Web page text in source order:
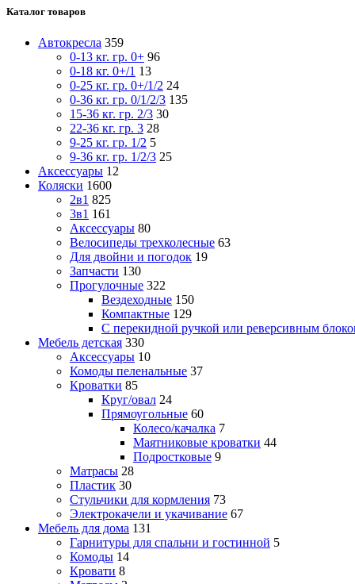
Каталог товаров
Автокресла 359
0-13 кг. гр. 0+ 96
0-18 кг. 0+/1 13
0-25 кг. гр. 0+/1/2 24
0-36 кг. гр. 0/1/2/3 135
15-36 кг. гр. 2/3 30
22-36 кг. гр. 3 28
9-25 кг. гр. 1/2 5
9-36 кг. гр. 1/2/3 25
Аксессуары 12
Коляски 1600
2в1 825
3в1 161
Аксессуары 80
Велосипеды трехколесные 63
Для двойни и погодок 19
Запчасти 130
Прогулочные 322
Вездеходные 150
Компактные 129
С перекидной ручкой или реверсивным
Мебель детская 330
Аксессуары 10
Комоды пеленальные 37
Кроватки 85
Круг/овал 24
Прямоугольные 60
Колесо/качалка 7
Маятниковые кроватки 44
Подростковые 9
Матрасы 28
Пластик 30
Стульчики для кормления 73
Электрокачели и укачивание 67
Мебель для дома 131
Гарнитуры для спальни и гостинной 5
Комоды 14
Кровати 8